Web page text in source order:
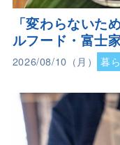
「変わらないた
ルフード・富士
2026/08/10（月） 暮